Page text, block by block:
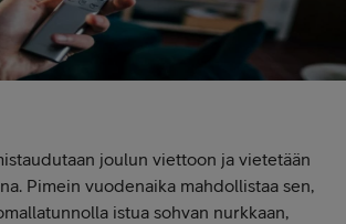
joulun viettoon ja vietetään
Pimein vuodenaika mahdollistaa sen,
istua sohvan nurkkaan,